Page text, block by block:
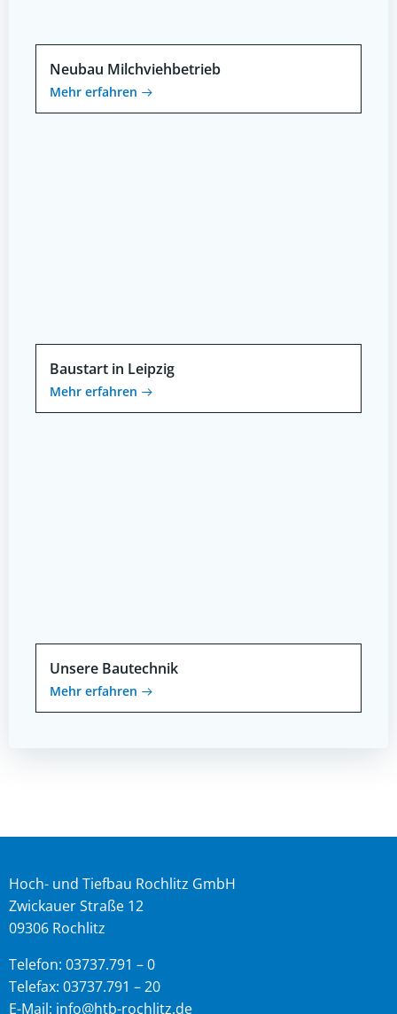
Neubau Milchviehbetrieb
Mehr erfahren
Baustart in Leipzig
Mehr erfahren
Unsere Bautechnik
Mehr erfahren
Hoch- und Tiefbau Rochlitz GmbH
Zwickauer Straße 12
09306 Rochlitz
Telefon: 03737.791 – 0
Telefax: 03737.791 – 20
E-Mail: info@htb-rochlitz.de